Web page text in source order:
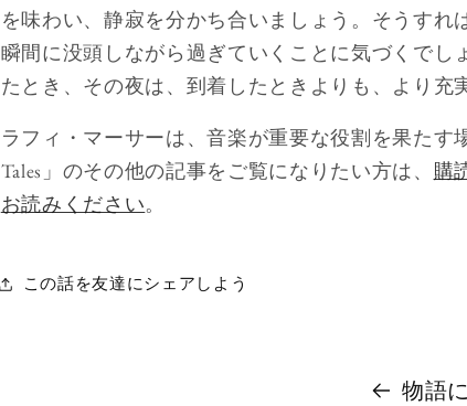
を味わい、静寂を分かち合いましょう。そうす
瞬間に没頭しながら過ぎていくことに気づくで
たとき、その夜は、到着したときよりも、より充
ラフィ・マーサーは、音楽が重要な役割を果たす
Tales」のその他の記事をご覧になりたい方は、 購
お読みください。
この話を友達にシェアしよう
物語